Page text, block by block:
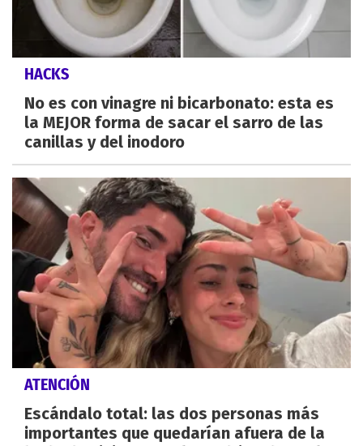
HACKS
No es con vinagre ni bicarbonato: esta es
la MEJOR forma de sacar el sarro de las
canillas y del inodoro
ATENCIÓN
Escándalo total: las dos personas más
importantes que quedarían afuera de la